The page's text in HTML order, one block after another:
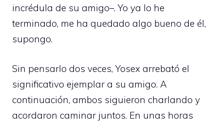
incrédula de su amigo–. Yo ya lo he
terminado, me ha quedado algo bueno de él,
supongo.
Sin pensarlo dos veces, Yosex arrebató el
significativo ejemplar a su amigo. A
continuación, ambos siguieron charlando y
acordaron caminar juntos. En unas horas